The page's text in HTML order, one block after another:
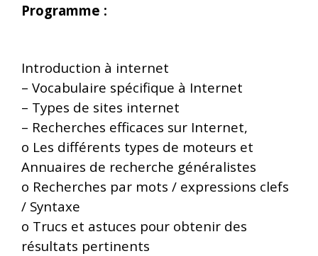
Programme :
Introduction à internet
– Vocabulaire spécifique à Internet
– Types de sites internet
– Recherches efficaces sur Internet,
o Les différents types de moteurs et
Annuaires de recherche généralistes
o Recherches par mots / expressions clefs
/ Syntaxe
o Trucs et astuces pour obtenir des
résultats pertinents